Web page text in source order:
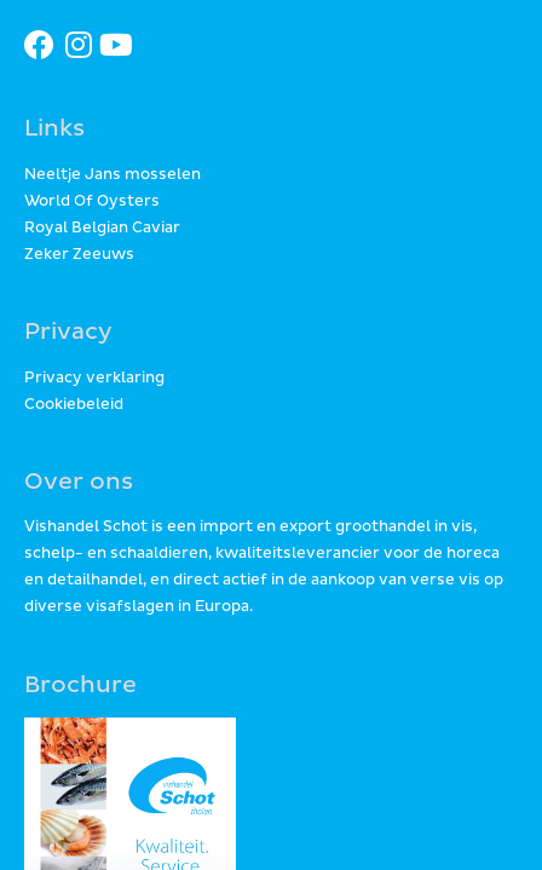
Links
Neeltje Jans mosselen
World Of Oysters
Royal Belgian Caviar
Zeker Zeeuws
Privacy
Privacy verklaring
Cookiebeleid
Over ons
Vishandel Schot is een import en export groothandel in vis,
schelp- en schaaldieren, kwaliteitsleverancier voor de horeca
en detailhandel, en direct actief in de aankoop van verse vis op
diverse visafslagen in Europa.
Brochure